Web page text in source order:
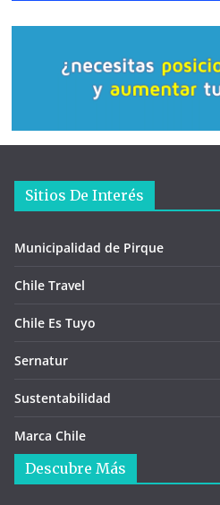
Sitios De Interés
Municipalidad de Pirque
Chile Travel
Chile Es Tuyo
Sernatur
Sustentabilidad
Marca Chile
Descubre Más